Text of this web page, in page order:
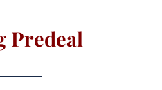
Predeal